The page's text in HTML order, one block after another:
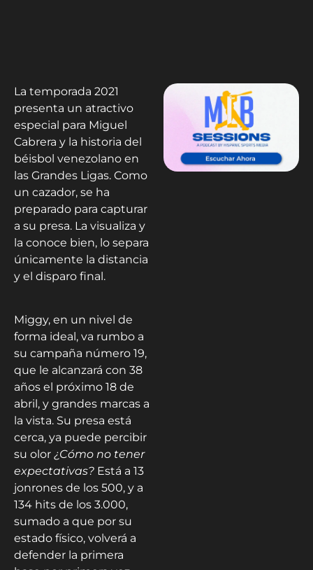
La temporada 2021
presenta un atractivo
especial para Miguel
Cabrera y la historia del
béisbol venezolano en
las Grandes Ligas. Como
un cazador, se ha
preparado para capturar
a su presa. La visualiza y
la conoce bien, lo separa
únicamente la distancia
y el disparo final.
Miggy, en un nivel de
forma ideal, va rumbo a
su campaña número 19,
que le alcanzará con 38
años el próximo 18 de
abril, y grandes marcas a
la vista. Su presa está
cerca, ya puede percibir
su olor ¿Cómo no tener
expectativas? Está a 13
jonrones de los 500, y a
134 hits de los 3.000,
sumado a que por su
estado físico, volverá a
defender la primera